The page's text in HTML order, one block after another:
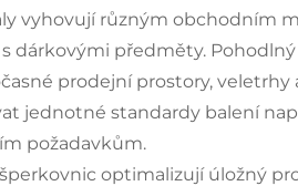
vyhovují různým obchodním
dárkovými předměty.
prodejní prostory, veletrhy
jednotné standardy balení
požadavkům.
optimalizují úložný